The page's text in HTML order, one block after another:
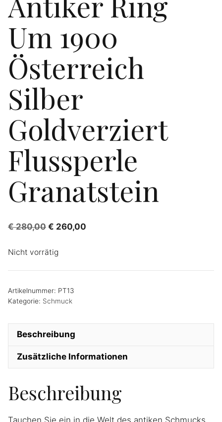
Um 1900
Österreich
Silber
Goldverziert
Flussperle
Granatstein
€280,00 € 260,00
Nicht vorrätig
Artikelnummer: PT13
Kategorie: Schmuck
Beschreibung
Zusätzliche Informationen
Beschreibung